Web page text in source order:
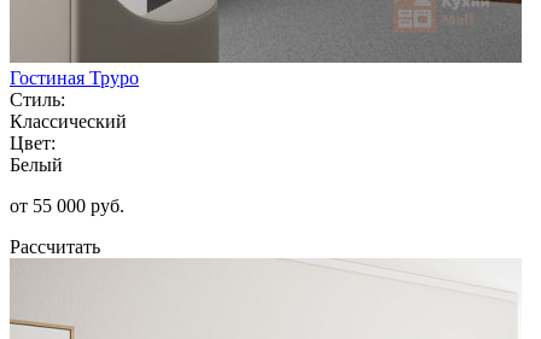
Гостиная Труро
Стиль:
Классический
Цвет:
Белый
от 55 000 руб.
Рассчитать